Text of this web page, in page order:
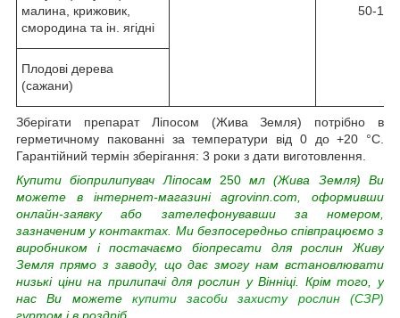
малина, крижовик,
смородина та ін. ягідні
50-
Плодові дерева
(сажани)
Зберігати препарат Ліпосом (Жива Земля) потрібно в
герметичному пакованні за температури від 0 до +20 °C.
Гарантійний термін зберігання: 3 роки з дати виготовлення.
Купити біоприлипувач Ліпосам 250мл (Жива Земля) Ви
можете в інтернет-магазині agrovinn.com, оформивши
онлайн-заявку або зателефонувавши за номером,
зазначеним у контактах. Ми безпосередньо співпрацюємо з
виробником і постачаємо біопресати для рослин Живу
Земля прямо з заводу, що дає змогу нам встановлювати
низькі ціни на прилипачі для рослин у Вінніці. Крім того, у
нас Ви можете
купити засоби захисту рослин (СЗР)
гуртом і в роздріб.